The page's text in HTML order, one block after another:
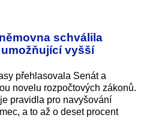
schválila
vyšší
přehlasovala Senát a
novelu rozpočtových zákonů.
pravidla pro navyšování
a to až o deset procent